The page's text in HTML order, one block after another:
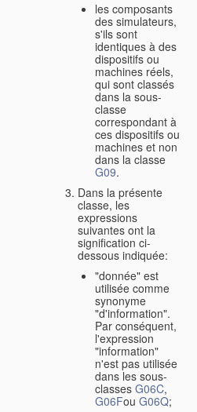
les composants
des simulateurs,
s'ils sont
identiques à des
dispositifs ou
machines réels,
qui sont classés
dans la sous-
classe
correspondant à
ces dispositifs ou
machines et non
dans la classe
G09.
Dans la présente
classe, les
expressions
suivantes ont la
signification ci-
dessous indiquée:
"donnée" est
utilisée comme
synonyme
"d'information".
Par conséquent,
l'expression
"information"
n'est pas utilisée
dans les sous-
classes G06C,
G06Fou G06Q;